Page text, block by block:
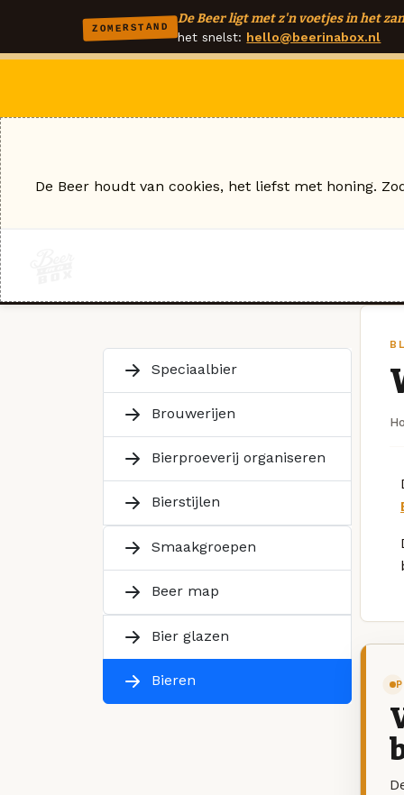
ZOMERSTAND
De Beer ligt met z'n voetjes in het
het snelst: hello@beerinabox.nl
Speciaalbier
Brouwerijen
Bierproeverij organiseren
Bierstijlen
Smaakgroepen
Beer map
Bier glazen
Bieren
De Beer houdt van cookies, het liefst met honing.